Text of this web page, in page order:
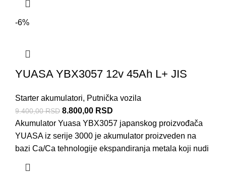
-6%
YUASA YBX3057 12v 45Ah L+ JIS
Starter akumulatori, Putnička vozila
9.400,00RSD 8.800,00 RSD
Akumulator Yuasa YBX3057 japanskog proizvođača
YUASA iz serije 3000 je akumulator proizveden na
bazi Ca/Ca tehnologije ekspandiranja metala koji nudi